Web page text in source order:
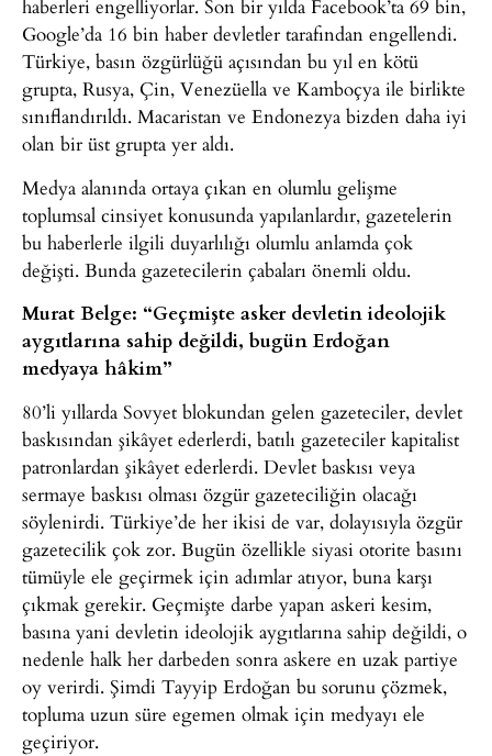
haberleri engelliyorlar. Son bir yılda Facebook’ta 69 bin,
Google’da 16 bin haber devletler tarafından engellendi.
Türkiye, basın özgürlüğü açısından bu yıl en kötü
grupta, Rusya, Çin, Venezüella ve Kamboçya ile birlikte
sınıflandırıldı. Macaristan ve Endonezya bizden daha iyi
olan bir üst grupta yer aldı.
Medya alanında ortaya çıkan en olumlu gelişme
toplumsal cinsiyet konusunda yapılanlardır, gazetelerin
bu haberlerle ilgili duyarlılığı olumlu anlamda çok
değişti. Bunda gazetecilerin çabaları önemli oldu.
Murat Belge: “Geçmişte asker devletin ideolojik
aygıtlarına sahip değildi, bugün Erdoğan
medyaya hâkim”
80’li yıllarda Sovyet blokundan gelen gazeteciler, devlet
baskısından şikâyet ederlerdi, batılı gazeteciler kapitalist
patronlardan şikâyet ederlerdi. Devlet baskısı veya
sermaye baskısı olması özgür gazeteciliğin olacağı
söylenirdi. Türkiye’de her ikisi de var, dolayısıyla özgür
gazetecilik çok zor. Bugün özellikle siyasi otorite basını
tümüyle ele geçirmek için adımlar atıyor, buna karşı
çıkmak gerekir. Geçmişte darbe yapan askeri kesim,
basına yani devletin ideolojik aygıtlarına sahip değildi, o
nedenle halk her darbeden sonra askere en uzak partiye
oy verirdi. Şimdi Tayyip Erdoğan bu sorunu çözmek,
topluma uzun süre egemen olmak için medyayı ele
geçiriyor.